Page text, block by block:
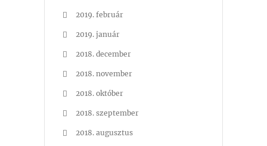
2019. február
2019. január
2018. december
2018. november
2018. október
2018. szeptember
2018. augusztus